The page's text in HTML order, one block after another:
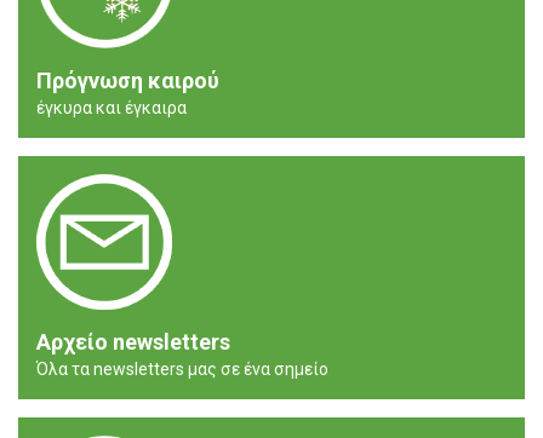
Πρόγνωση καιρού
έγκυρα και έγκαιρα
Αρχείο newsletters
Όλα τα newsletters μας σε ένα σημείο